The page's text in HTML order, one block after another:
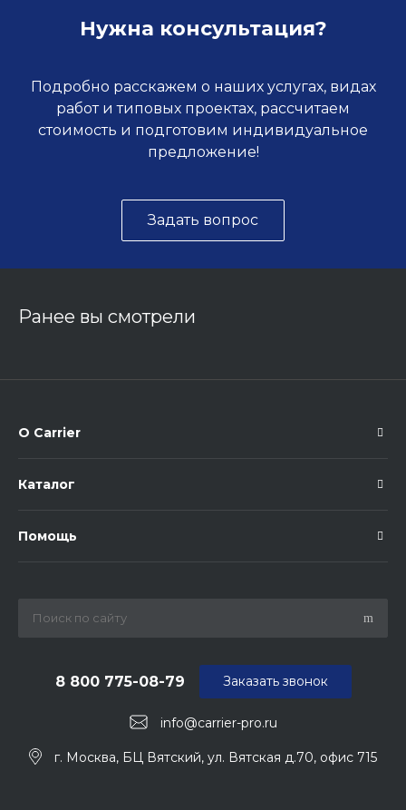
Нужна консультация?
Подробно расскажем о наших услугах, видах
работ и типовых проектах, рассчитаем
стоимость и подготовим индивидуальное
предложение!
Задать вопрос
Ранее вы смотрели
О Carrier
Каталог
Помощь
info@carrier-pro.ru
8 800 775-08-79
г. Москва, БЦ Вятский, ул. Вятская д.70, офис 715
Заказать звонок